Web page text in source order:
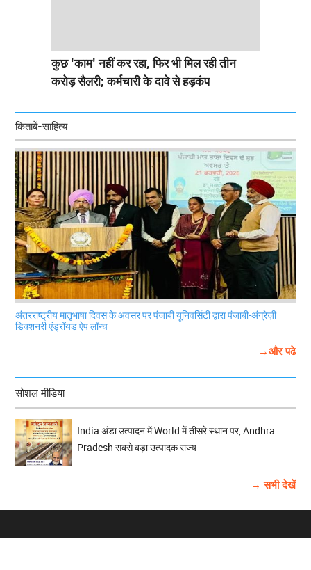
कुछ 'काम' नहीं कर रहा, फिर भी मिल रही तीन
करोड़ सैलरी; कर्मचारी के दावे से हड़कंप
किताबें-साहित्य
अंतरराष्ट्रीय मातृभाषा दिवस के अवसर पर पंजाबी यूनिवर्सिटी द्वारा पंजाबी-अंग्रेज़ी
डिक्शनरी एंड्रॉयड ऐप लॉन्च
→और पढे
सोशल मीडिया
India अंडा उत्पादन में World में तीसरे स्थान पर, Andhra
Pradesh सबसे बड़ा उत्पादक राज्य
→ सभी देखें